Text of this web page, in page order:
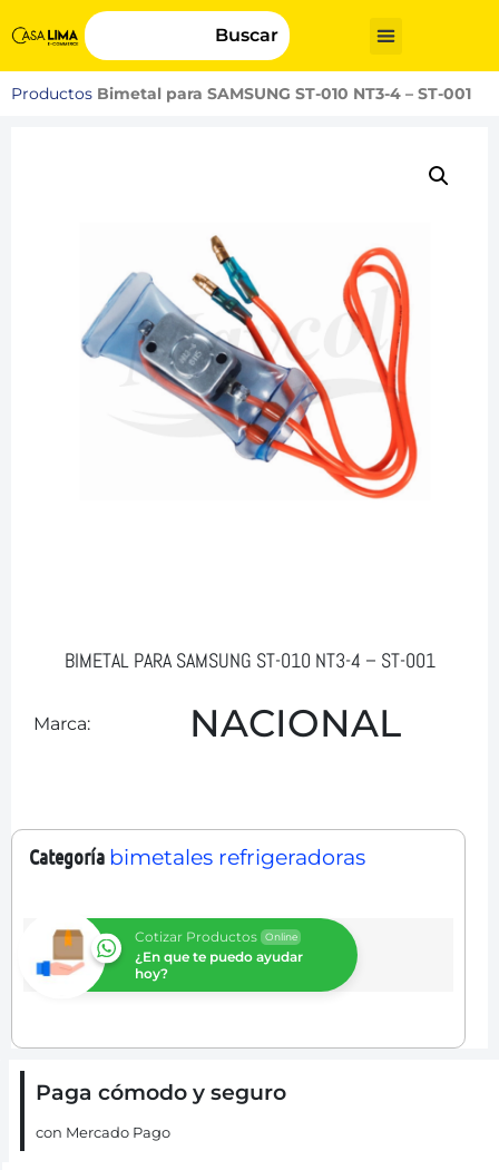
Buscar
Productos Bimetal para SAMSUNG ST-010 NT3-4 – ST-001
BIMETAL PARA SAMSUNG ST-010 NT3-4 – ST-001
Marca: NACIONAL
Categoría bimetales refrigeradoras
Cotizar Productos Online
¿En que te puedo ayudar
hoy?
Paga cómodo y seguro
con Mercado Pago